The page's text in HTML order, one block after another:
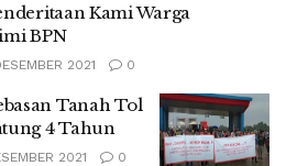
Kami Warga
BPN
2021 0
Tanah Tol
4 Tahun
2021 0